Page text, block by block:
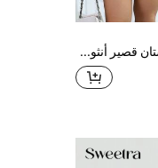
Rafferiza فستان قصير أنثوي كاجوال وجذاب بتصميم بسيط مع ترتر بلون المشمش وظهر مكشوف